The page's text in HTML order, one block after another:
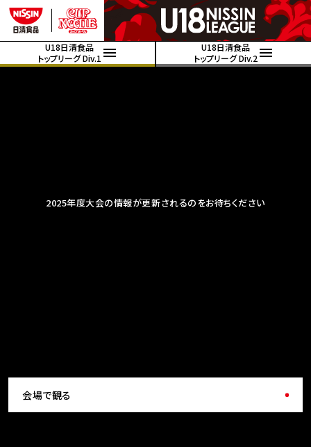
U18日清食品
トップリーグ Div.1
U18日清食品
トップリーグ Div.2
2025年度大会の情報が更新されるのをお待ちください
会場で観る